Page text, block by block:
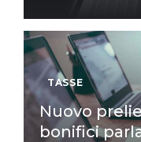
TASSE
Nuovo
bonifici